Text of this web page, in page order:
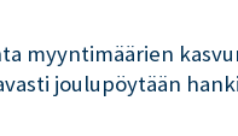
myyntimäärien
joulupöytään